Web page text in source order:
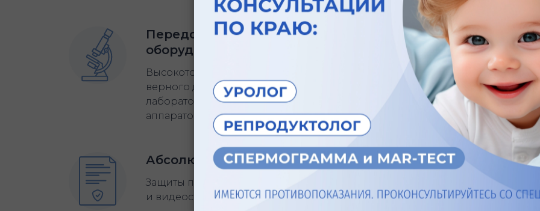
Передовые технологии и
оборудование
Высокоточная диагностика для постановки
верного диагноза, регулярное обновления
лабораторного и хирургического парка
аппаратов
Личный
Абсолютная конфиденциальность
Защиты персональных данных, запрет фото-
и видеосъемки на территории клиники